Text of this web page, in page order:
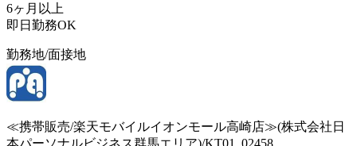
6ヶ月以上
即日勤務OK
勤務地/面接地
≪携帯販売/楽天モバイルイオンモール高崎店≫(株式会社日
本パーソナルビジネス群馬エリア)/KT01_02458